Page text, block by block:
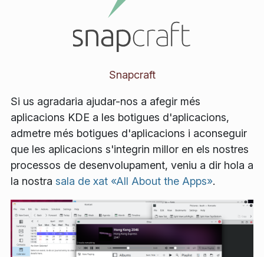
Snapcraft
Si us agradaria ajudar-nos a afegir més
aplicacions KDE a les botigues d'aplicacions,
admetre més botigues d'aplicacions i aconseguir
que les aplicacions s'integrin millor en els nostres
processos de desenvolupament, veniu a dir hola a
la nostra sala de xat «All About the Apps».